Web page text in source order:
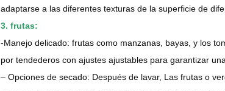
adaptarse a las diferentes texturas de la superficie de
3. frutas:
-Manejo delicado: frutas como manzanas, bayas, y los
por tendederos con ajustes ajustables para garantizar
– Opciones de secado: Después de lavar, Las frutas o